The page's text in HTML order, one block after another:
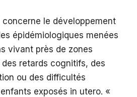
concerne le développement
épidémiologiques menées
vivant près de zones
retards cognitifs, des
ou des difficultés
exposés in utero. «